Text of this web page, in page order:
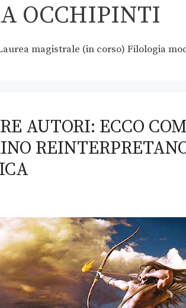
OCCHIPINTI
magistrale (in corso) Filologia
AUTORI: ECCO